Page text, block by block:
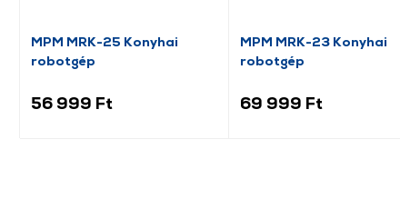
MPM MRK-25 Konyhai
robotgép
56 999 Ft
MPM MRK-23 Konyhai
robotgép
69 999 Ft